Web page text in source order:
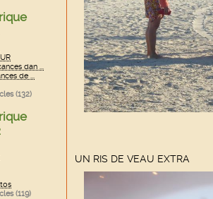
dan ...
de ...
(132)
(119)
UN RIS DE VEAU EXTRA